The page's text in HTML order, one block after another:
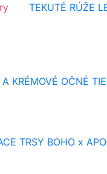
TEKUTÉ RÚŽE
KRÉMOVÉ OČNÉ
TRSY BOHO x